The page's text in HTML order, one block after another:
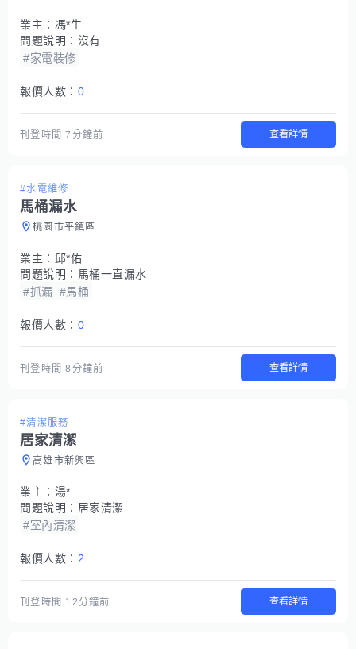
業主： 馮*生
問題說明： 沒有
#家電裝修
報價人數： 0
刊登時間7分鐘前 查看詳情
#水電維修
馬桶漏水
桃園市平鎮區
業主： 邱*佑
問題說明： 馬桶一直漏水
#抓漏 #馬桶
報價人數： 0
刊登時間8分鐘前 查看詳情
#清潔服務
居家清潔
高雄市新興區
業主： 湯*
問題說明： 居家清潔
#室內清潔
報價人數： 2
刊登時間 12分鐘前 查看詳情